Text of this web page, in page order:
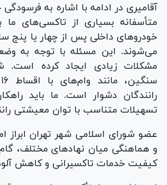
آقامیری در ادامه با اشاره به
متأسفانه بسیاری از تاکسی‌های
خودرو‌های داخلی پس از چهار یا پنج
می‌شوند. این مسئله با توجه به
مشکلات زیادی ایجاد کرده است.
رانندگان دشوار است. ما باید
تسهیلات متناسب با توان معیشتی
عضو شورای اسلامی شهر تهران ابراز
و هماهنگی میان نهاد‌های مختلف،
کیفیت خدمات تاکسیرانی و کاهش